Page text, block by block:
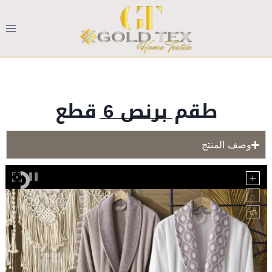
طقم برنص 6 قطع
وصف المنتج